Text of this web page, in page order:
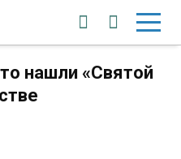
нашли «Святой